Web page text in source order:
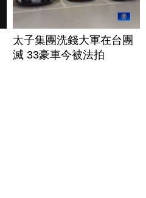
太子集團洗錢大軍在台團
滅 33豪車今被法拍